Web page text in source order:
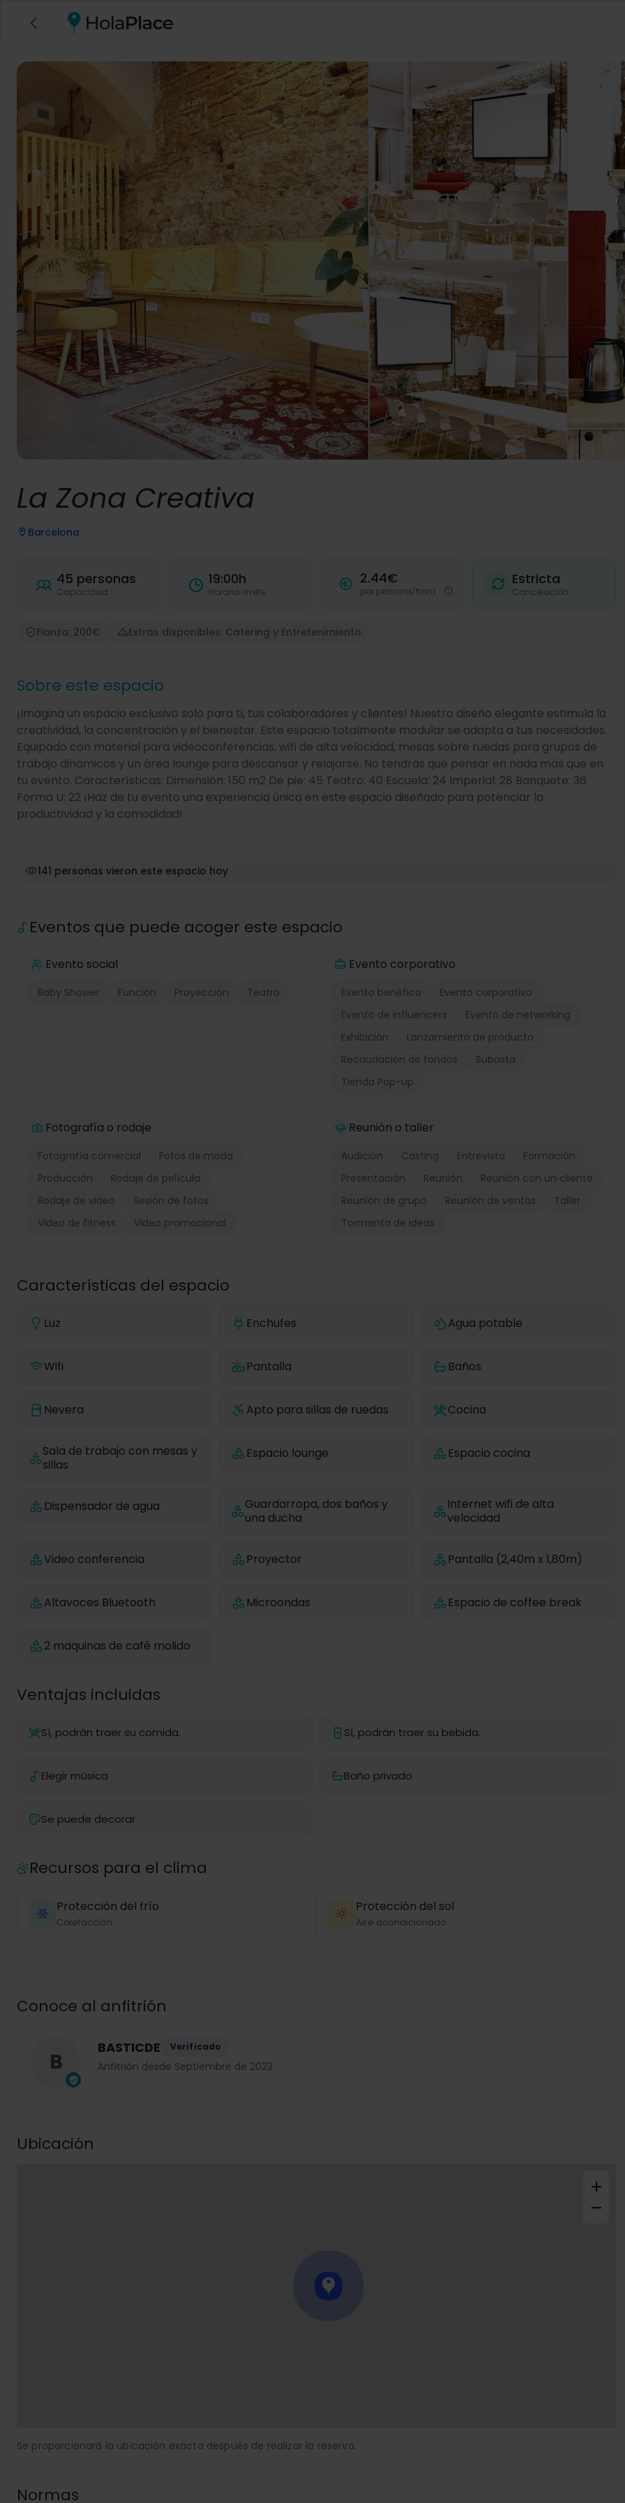
La Zona Creativa
Barcelona
45 personas
Capacidad
19:00h
Horario límite
2.44€
por persona/hora
Estricta
Cancelación
Fianza: 200€ Extras disponibles: Catering y Entretenimiento
Sobre este espacio
¡Imagina un espacio exclusivo solo para ti, tus colaboradores y clientes! Nuestro diseño elegante estimula la
creatividad, la concentración y el bienestar. Este espacio totalmente modular se adapta a tus necesidades.
Equipado con material para videoconferencias, wifi de alta velocidad, mesas sobre ruedas para grupos de
trabajo dinámicos y un área lounge para descansar y relajarse. No tendrás que pensar en nada más que en
tu evento. Características: Dimensión: 150 m2 De pie: 45 Teatro: 40 Escuela: 24 Imperial: 28 Banquete: 36
Forma U: 22 ¡Haz de tu evento una experiencia única en este espacio diseñado para potenciar la
productividad y la comodidad!
141 personas vieron este espacio hoy
Eventos que puede acoger este espacio
Evento social
Baby Shower Función Proyección Teatro
Evento corporativo
Evento benéfico
Evento corporativo
Evento de influencers
Evento de networking
Exhibición
Lanzamiento de producto
Recaudación de fondos
Subasta
Tienda Pop-up
Fotografía o rodaje
Fotografía comercial
Fotos de moda
Producción
Rodaje de película
Rodaje de video
Sesión de fotos
Video de fitness
Video promocional
Reunión o taller
Audición Casting Entrevista
Formación
Presentación
Reunión
Reunión con un cliente
Reunión de grupo
Reunión de ventas
Taller
Tormenta de ideas
Características del espacio
Luz Enchufes Agua potable
Wifi Pantalla Baños
Nevera Apto para sillas de ruedas Cocina
Sala de trabajo con mesas y
sillas
Espacio lounge Espacio cocina
Dispensador de agua
Guardarropa, dos baños y
una ducha
Internet wifi de alta
velocidad
Video conferencia Proyector Pantalla (2,40m x 1,80m)
Altavoces Bluetooth Microondas Espacio de coffee break
2 maquinas de café molido
Ventajas incluidas
Sí, podrán traer su comida. Sí, podrán traer su bebida.
Elegir música Baño privado
Se puede decorar
Recursos para el clima
Protección del frío
Calefacción
Protección del sol
Aire acondicionado
Conoce al anfitrión
B
BASTICDE Verificado
Anfitrión desde Septiembre de 2023
Ubicación
+
−
Se proporcionará la ubicación exacta después de realizar la reserva.
Normas